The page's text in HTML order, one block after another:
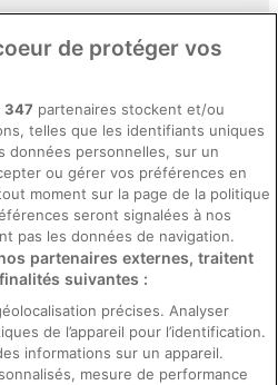
BONUS+ d’ebookers
de contenus
ou de propriété de vacances
de protéger vos
347 partenaires stockent et/ou
telles que les identifiants uniques
données personnelles, sur un
ou gérer vos préférences en
moment sur la page de la politique
seront signalées à nos
pas les données de navigation.
partenaires externes, traitent
suivantes :
précises. Analyser
de l’appareil pour l’identification.
informations sur un appareil.
mesure de performance